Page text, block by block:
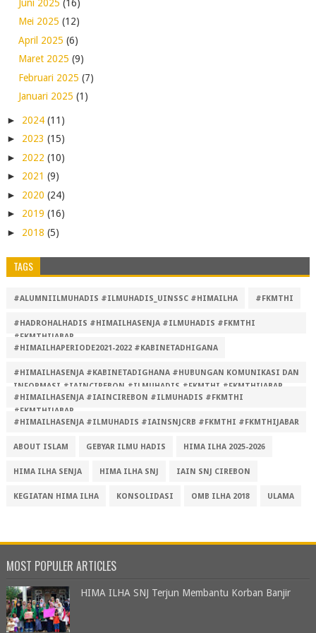
Juni 2025 (16)
Mei 2025 (12)
April 2025 (6)
Maret 2025 (9)
Februari 2025 (7)
Januari 2025 (1)
► 2024 (11)
► 2023 (15)
► 2022 (10)
► 2021 (9)
► 2020 (24)
► 2019 (16)
► 2018 (5)
TAGS
#ALUMNIILMUHADIS #ILMUHADIS_UINSSC #HIMAILHA #FKMTHI
#HADROHALHADIS #HIMAILHASENJA #ILMUHADIS #FKMTHI
#FKMTHIJABAR
#HIMAILHAPERIODE2021-2022 #KABINETADHIGANA
#HIMAILHASENJA #KABINETADIGHANA #HUBUNGAN KOMUNIKASI DAN
INFORMASI #IAINCIREBON #ILMUHADIS #FKMTHI #FKMTHIJABAR
#HIMAILHASENJA #IAINCIREBON #ILMUHADIS #FKMTHI
#FKMTHIJABAR
#HIMAILHASENJA #ILMUHADIS #IAINSNJCRB #FKMTHI #FKMTHIJABAR
ABOUT ISLAM GEBYAR ILMU HADIS HIMA ILHA 2025-2026
HIMA ILHA SENJA HIMA ILHA SNJ IAIN SNJ CIREBON
KEGIATAN HIMA ILHA KONSOLIDASI OMB ILHA 2018 ULAMA
MOST POPULER ARTICLES
HIMA ILHA SNJ Terjun Membantu Korban Banjir